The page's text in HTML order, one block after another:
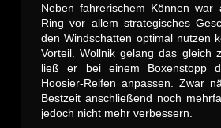
Neben fahrerischem Können
Ring vor allem strategisches
den Windschatten optimal nutzen
Vorteil. Wollnik gelang das gleich
ließ er bei einem Boxenstopp
Hoosier-Reifen anpassen. Zwar
Bestzeit anschließend noch
jedoch nicht mehr verbessern.